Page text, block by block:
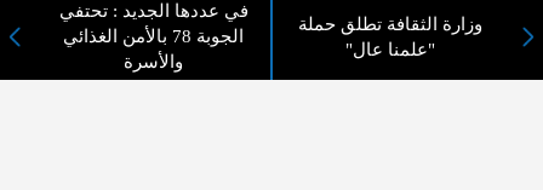
وزارة الثقافة تطلق حملة
"علمنا عال"
في عددها الجديد : تحتفي
الجوبة 78 بالأمن الغذائي
والأسرة
لا مانع من الإقتباس وإعادة النشر شريط ذكر المصدر ( المدينة نيوز ) - الآراء والتعليقات
المنشورة تعبر عن رأي أصحابها فقط